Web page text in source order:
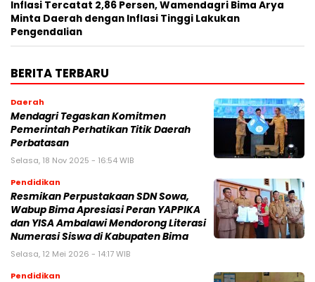
Inflasi Tercatat 2,86 Persen, Wamendagri Bima Arya
Minta Daerah dengan Inflasi Tinggi Lakukan
Pengendalian
BERITA TERBARU
Daerah
Mendagri Tegaskan Komitmen
Pemerintah Perhatikan Titik Daerah
Perbatasan
Selasa, 18 Nov 2025 - 16:54 WIB
Pendidikan
Resmikan Perpustakaan SDN Sowa,
Wabup Bima Apresiasi Peran YAPPIKA
dan YISA Ambalawi Mendorong Literasi
Numerasi Siswa di Kabupaten Bima
Selasa, 12 Mei 2026 - 14:17 WIB
Pendidikan